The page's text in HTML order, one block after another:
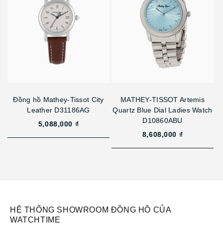
Đồng hồ Mathey-Tissot City
Leather D31186AG
5,088,000 ₫
MATHEY-TISSOT Artemis
Quartz Blue Dial Ladies Watch
D10860ABU
8,608,000 ₫
HỆ THỐNG SHOWROOM ĐỒNG HỒ CỦA
WATCHTIME